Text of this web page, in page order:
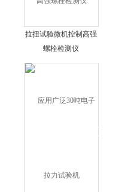
拉扭试验微机控制高强
螺栓检测仪